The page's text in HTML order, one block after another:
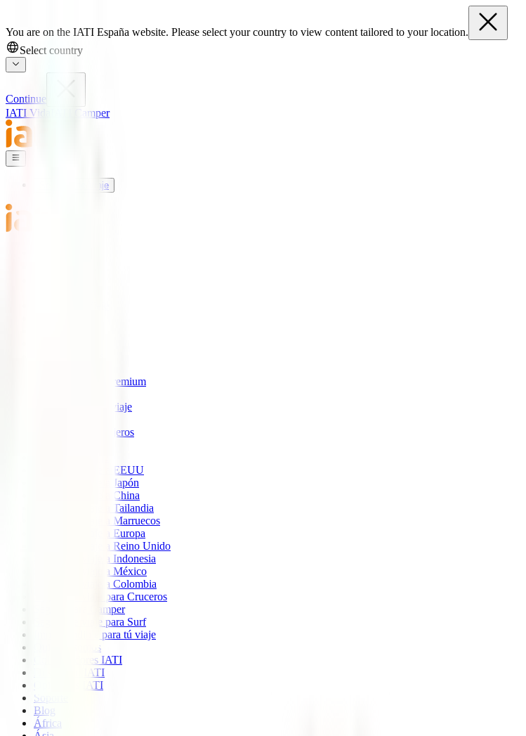
You are on the IATI España website. Please select your country to view content tailored to your location.
Select country
Continue
IATI Vida
IATI Camper
Seguros de Viaje
IATI Anulación Premium
IATI Anual Multiviaje
IATI Grandes Viajeros
Seguro de viaje a EEUU
Seguro de viaje a Japón
Seguro de viaje a China
Seguro de viaje a Tailandia
Seguro de viaje a Marruecos
Seguro de viaje a Europa
Seguro de viaje a Reino Unido
Seguro de viaje a Indonesia
Seguro de viaje a México
Seguro de viaje a Colombia
Seguro de viaje para Cruceros
Seguro para Camper
Seguro de viaje para Surf
Imprescindible para tú viaje
Quiénes somos
Colaboradores IATI
Descuento IATI
Opiniones IATI
Soporte
Blog
África